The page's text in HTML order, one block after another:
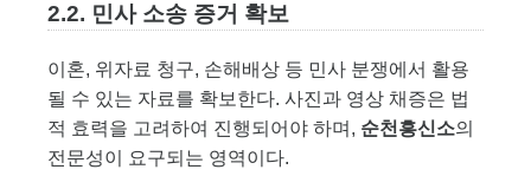
2.2. 민사 소송 증거 확보
이혼, 위자료 청구, 손해배상 등 민사 분쟁에서 활용
될 수 있는 자료를 확보한다. 사진과 영상 채증은 법
적 효력을 고려하여 진행되어야 하며, 순천흥신소의
전문성이 요구되는 영역이다.